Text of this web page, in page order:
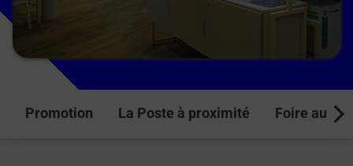
Promotion La Poste à proximité Foire aux